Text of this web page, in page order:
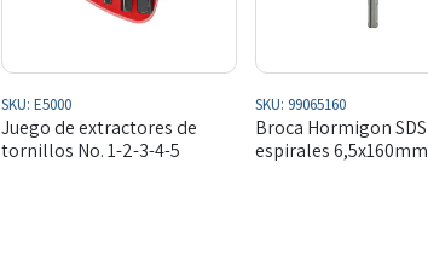
SKU: E5000
Juego de extractores de
tornillos No. 1-2-3-4-5
SKU: 99065160
Broca Hormigon
espirales 6,5x160mm